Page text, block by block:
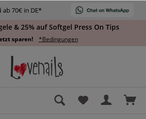
ab 70€ in DE*
& 25% auf Softgel Press On Tips
sparen! *Bedingungen